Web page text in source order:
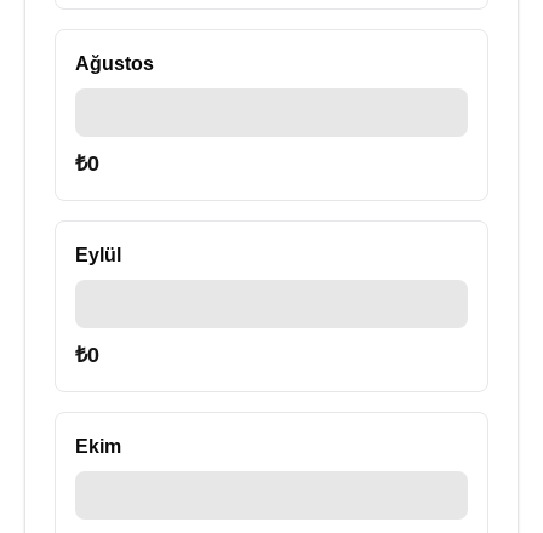
Ağustos
₺0
Eylül
₺0
Ekim